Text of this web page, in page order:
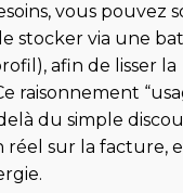
vous pouvez
stocker via une
afin de lisser la
raisonnement
du simple
réel sur la facture,